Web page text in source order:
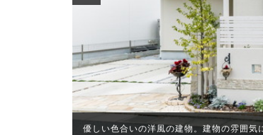
優しい色合いの洋風の建物。建物の雰囲気